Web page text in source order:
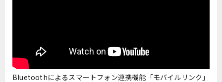
Bluetoothによるスマートフォン連携機能「モバイルリンク」